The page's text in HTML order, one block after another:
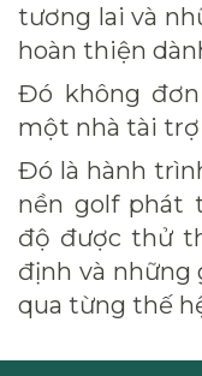
tương lai và
hoàn thiện
Đó không
một nhà tài
Đó là hành
nền golf phát
độ được thử
định và những
qua từng thế